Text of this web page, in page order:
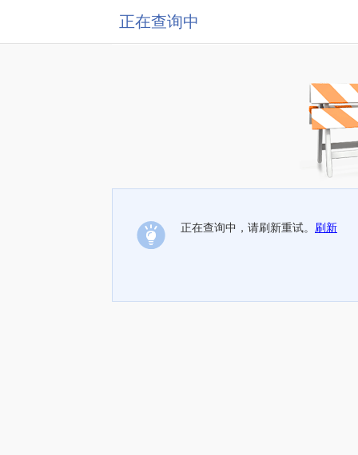
正在查询中
正在查询中，请刷新重试。 刷新